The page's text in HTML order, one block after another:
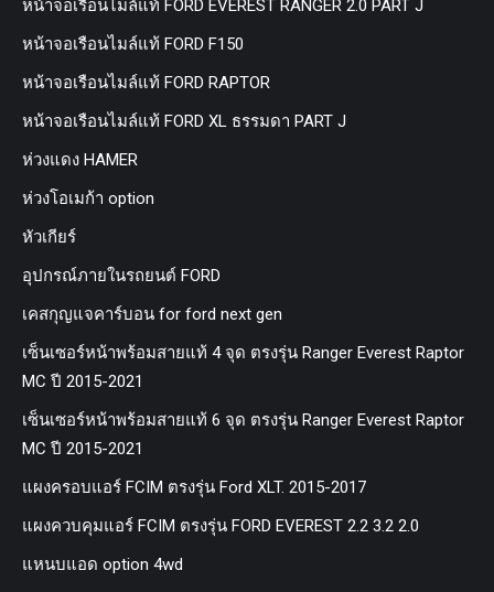
หน้าจอเรือนไมล์แท้ FORD EVEREST RANGER 2.0 PART J
หน้าจอเรือนไมล์แท้ FORD F150
หน้าจอเรือนไมล์แท้ FORD RAPTOR
หน้าจอเรือนไมล์แท้ FORD XL ธรรมดา PART J
ห่วงแดง HAMER
ห่วงโอเมก้า option
หัวเกียร์
อุปกรณ์ภายในรถยนต์ FORD
เคสกุญแจคาร์บอน for ford next gen
เซ็นเซอร์หน้าพร้อมสายแท้ 4 จุด ตรงรุ่น Ranger Everest Raptor
MC ปี 2015-2021
เซ็นเซอร์หน้าพร้อมสายแท้ 6 จุด ตรงรุ่น Ranger Everest Raptor
MC ปี 2015-2021
แผงครอบแอร์ FCIM ตรงรุ่น Ford XLT. 2015-2017
แผงควบคุมแอร์ FCIM ตรงรุ่น FORD EVEREST 2.2 3.2 2.0
แหนบแอด option 4wd